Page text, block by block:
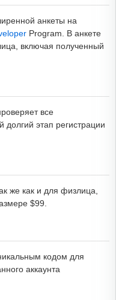
анкеты на
Program. В анкете
включая полученный
все
этап регистрации
же как и для физлица,
$99.
кодом для
аккаунта